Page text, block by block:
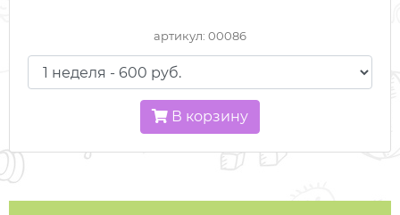
ЭЛЕКТРОКАЧЕЛИ
ЭЛЕКТРОМОБИЛИ
ЭРГОРЮКЗАКИ
МУЗЫКАЛЬНЫЕ МОБИЛИ
артикул: 00086
В корзину